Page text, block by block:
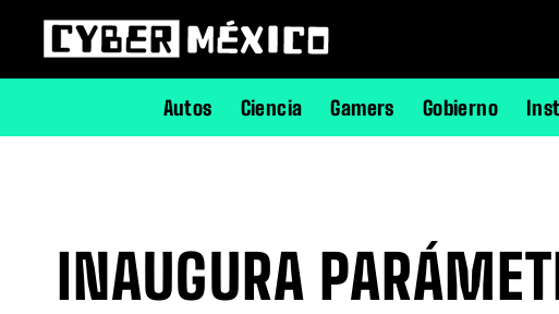
Autos Ciencia Gamers Gobierno
INAUGURA